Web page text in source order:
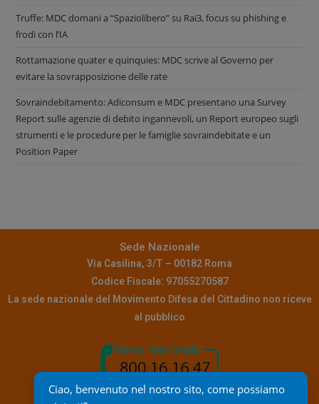
Truffe: MDC domani a “Spaziolibero” su Rai3, focus su phishing e
frodi con l’IA
Rottamazione quater e quinquies: MDC scrive al Governo per
evitare la sovrapposizione delle rate
Sovraindebitamento: Adiconsum e MDC presentano una Survey
Report sulle agenzie di debito ingannevoli, un Report europeo sugli
strumenti e le procedure per le famiglie sovraindebitate e un
Position Paper
Sede Nazionale
Via Casilina, 3/T – 00182 Roma
Codice Fiscale: 97055270587
La sede nazionale del Movimento Difesa del Cittadino non riceve
al pubblico
Ciao, benvenuto nel nostro sito, come possiamo